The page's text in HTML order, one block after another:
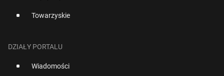
Towarzyskie
DZIAŁY PORTALU
Wiadomości